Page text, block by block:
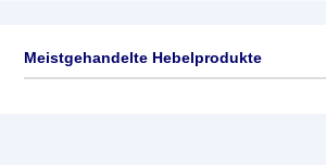
Meistgehandelte Hebelprodukte